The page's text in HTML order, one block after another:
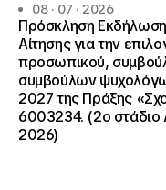
08 · 07 · 2026
Πρόσκληση
Αίτησης για την
προσωπικού,
συμβούλων
2027 της Πράξης
6003234. (2ο
2026)